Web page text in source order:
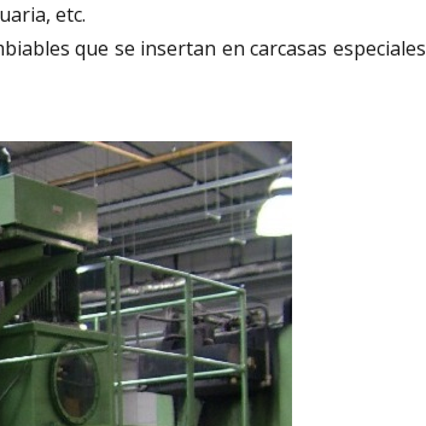
etc.
que se insertan en carcasas especiales